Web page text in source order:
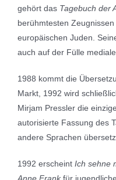
gehört das Tagebuch der
berühmtesten
europäischen Juden.
auch auf der Fülle
1988 kommt die
Markt, 1992 wird
Mirjam Pressler die
autorisierte Fassung des
andere Sprachen
1992 erscheint Ich sehne
Anne Frankfür